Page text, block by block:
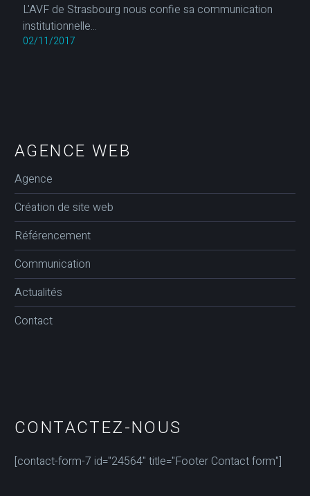
L'AVF de Strasbourg nous confie sa communication
institutionnelle...
02/11/2017
AGENCE WEB
Agence
Création de site web
Référencement
Communication
Actualités
Contact
CONTACTEZ-NOUS
[contact-form-7 id="24564" title="Footer Contact form"]